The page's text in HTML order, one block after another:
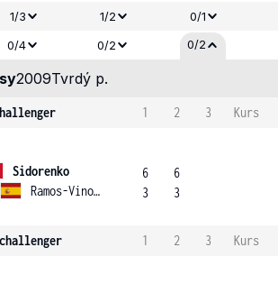
1/3 1/2
0/1
0/4 0/2 0/2
2009Tvrdý p.
1 2 3
Kurs
Sidorenko
Ramos-Vinolas
6
3
6
3
1 2 3
Kurs